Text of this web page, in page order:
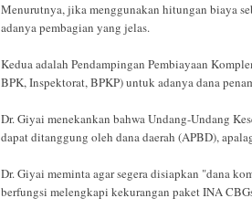
Menurutnya, jika menggunakan hitungan biaya
adanya pembagian yang jelas.
Kedua adalah Pendampingan Pembiayaan
BPK, Inspektorat, BPKP) untuk adanya dana
Dr. Giyai menekankan bahwa Undang-Undang
dapat ditanggung oleh dana daerah (APBD),
Dr. Giyai meminta agar segera disiapkan "dana
berfungsi melengkapi kekurangan paket INA